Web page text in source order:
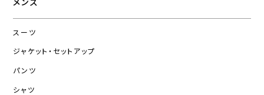
メンズ
スーツ
ジャケット・セットアップ
パンツ
シャツ